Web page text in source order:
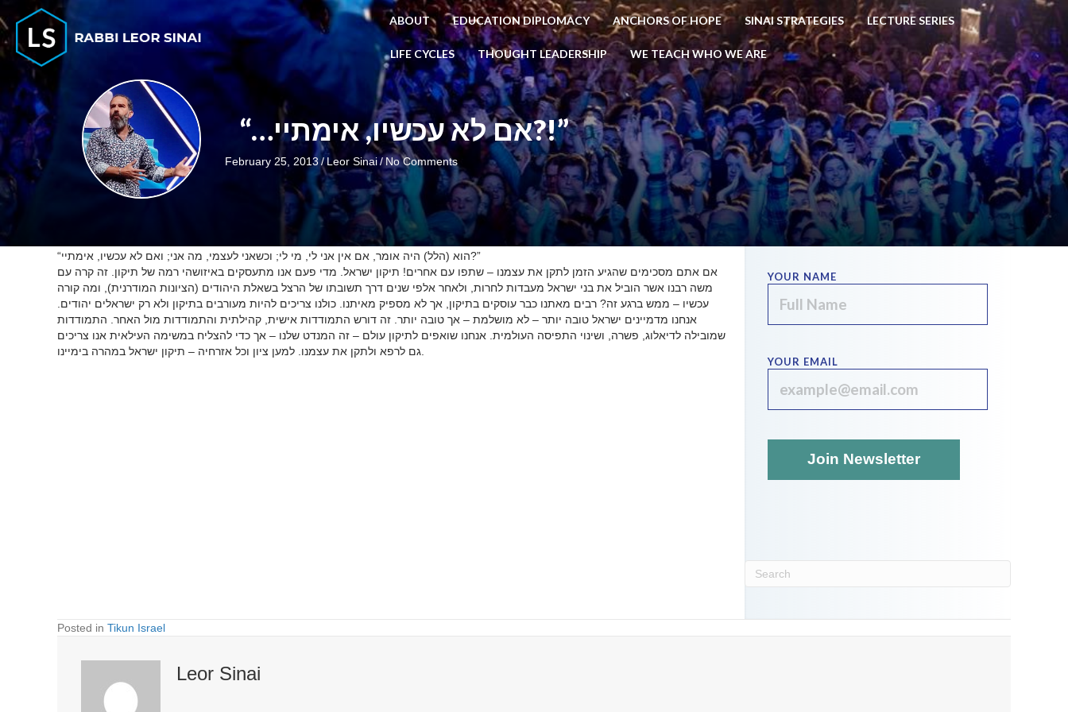
ABOUT EDUCATION DIPLOMACY ANCHORS OF HOPE SINAI STRATEGIES LECTURE SERIES
LIFE CYCLES THOUGHT LEADERSHIP WE TEACH WHO WE ARE
“…אם לא עכשיו, אימתיי?!”
February 25, 2013 /Leor Sinai/ No Comments
“הוא (הלל) היה אומר, אם אין אני לי, מי לי; וכשאני לעצמי, מה אני; ואם לא עכשיו, אימתיי?”
אם אתם מסכימים שהגיע הזמן לתקן את עצמנו – שתפו עם אחרים! תיקון ישראל. מדי פעם אנו מתעסקים באיזושהי רמה של תיקון. זה קרה עם
משה רבנו אשר הוביל את בני ישראל מעבדות לחרות, ולאחר אלפי שנים דרך תשובתו של הרצל בשאלת היהודים (הציונות המודרנית), ומה קורה
עכשיו – ממש ברגע זה? רבים מאתנו כבר עוסקים בתיקון, אך לא מספיק מאיתנו. כולנו צריכים להיות מעורבים בתיקון ולא רק ישראלים יהודים.
אנחנו מדמיינים ישראל טובה יותר – לא מושלמת – אך טובה יותר. זה דורש התמודדות אישית, קהילתית והתמודדות מול האחר. התמודדות
שמובילה לדיאלוג, פשרה, ושינוי התפיסה העולמית. אנחנו שואפים לתיקון עולם – זה המנדט שלנו – אך כדי להצליח במשימה העילאית אנו צריכים
גם לרפא ולתקן את עצמנו. למען ציון וכל אזרחיה – תיקון ישראל במהרה בימיינו.
YOUR NAME
YOUR EMAIL
Posted in Tikun Israel
Leor Sinai